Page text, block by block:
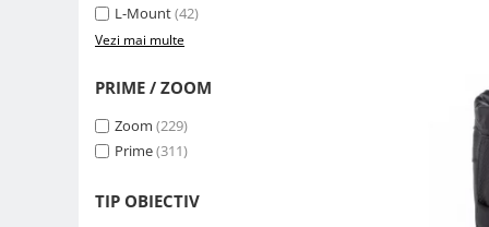
Ring-Flash Adaptor
Huse protectie blitz extern
Huse protectie filtre gel
Accesorii Aparate Digitale
L-Mount(42)
Vezi mai multe
PRIME / ZOOM
Zoom (229)
Prime(311)
TIP OBIECTIV